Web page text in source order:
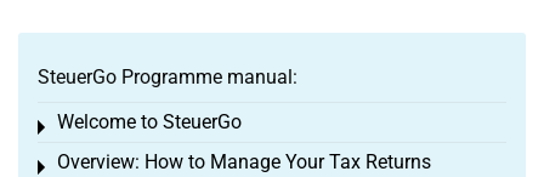
SteuerGo Programme manual:
Welcome to SteuerGo
Toggle menu
Overview: How to Manage Your Tax Returns
Toggle menu